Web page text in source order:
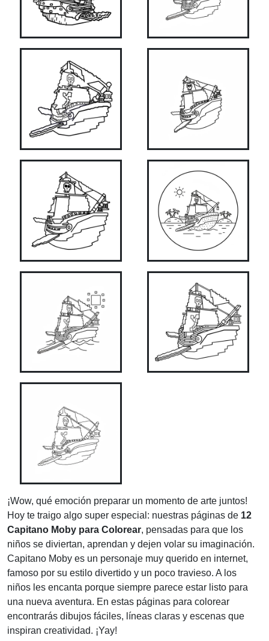
¡Wow, qué emoción preparar un momento de arte juntos!
Hoy te traigo algo super especial: nuestras páginas de 12
Capitano Moby para Colorear, pensadas para que los
niños se diviertan, aprendan y dejen volar su imaginación.
Capitano Moby es un personaje muy querido en internet,
famoso por su estilo divertido y un poco travieso. A los
niños les encanta porque siempre parece estar listo para
una nueva aventura. En estas páginas para colorear
encontrarás dibujos fáciles, líneas claras y escenas que
inspiran creatividad. ¡Yay!